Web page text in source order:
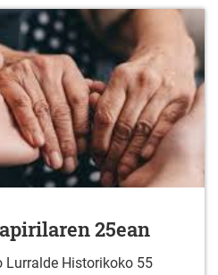
25ean
Lurralde Historikoko 55